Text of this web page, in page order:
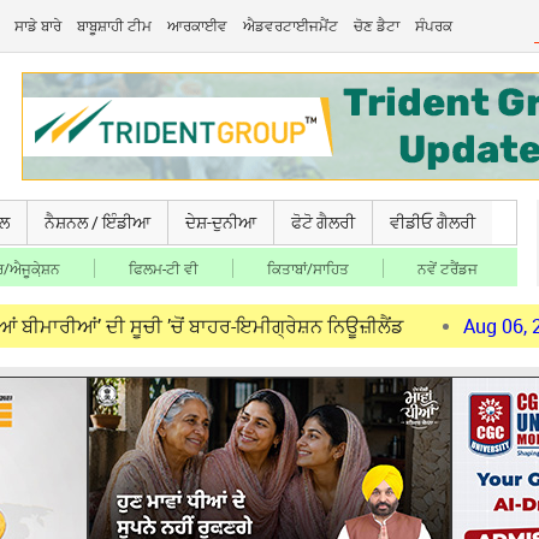
ਸਾਡੇ ਬਾਰੇ ਬਾਬੂਸ਼ਾਹੀ ਟੀਮ ਆਰਕਾਈਵ ਐਡਵਰਟਾਈਜਮੈਂਟ ਚੋਣ ਡੈਟਾ ਸੰਪਰਕ
ਨੈਸ਼ਨਲ / ਇੰਡੀਆ ਦੇਸ਼-ਦੁਨੀਆ ਫੋਟੋ ਗੈਲਰੀ ਵੀਡੀਓ ਗੈਲਰੀ
ਐਜੂਕੇ਼ਸ਼ਨ ਫਿਲਮ-ਟੀ ਵੀ ਕਿਤਾਬਾਂ/ਸਾਹਿਤ ਨਵੇਂ ਟਰੈਂਡਜ
ਸੂਚੀ ’ਚੋਂ ਬਾਹਰ-ਇਮੀਗ੍ਰੇਸ਼ਨ ਨਿਊਜ਼ੀਲੈਂਡ Aug 06, 2026 ਮੋਦੀ